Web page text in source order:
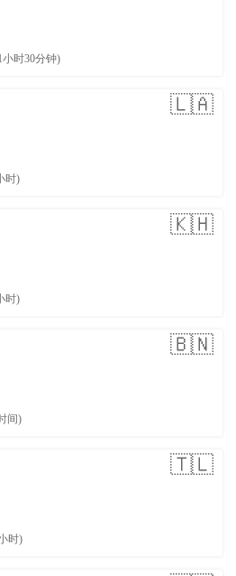
时30分钟)
🇱🇦
时)
🇰🇭
时)
🇧🇳
间)
🇹🇱
时)